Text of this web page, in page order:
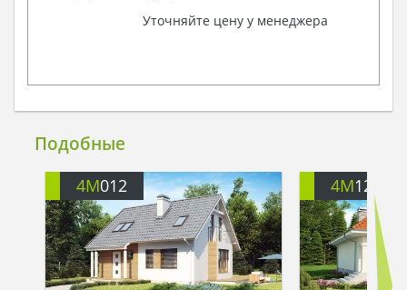
Уточняйте цену у менеджера
Подобные
4M012 4M122